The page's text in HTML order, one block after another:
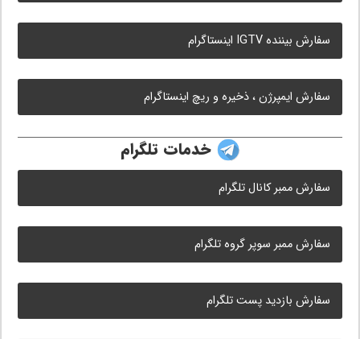
سفارش بیننده IGTV اینستاگرام
سفارش ایمپرژن ، ذخیره و ریچ اینستاگرام
خدمات تلگرام
سفارش ممبر کانال تلگرام
سفارش ممبر سوپر گروه تلگرام
سفارش بازدید پست تلگرام